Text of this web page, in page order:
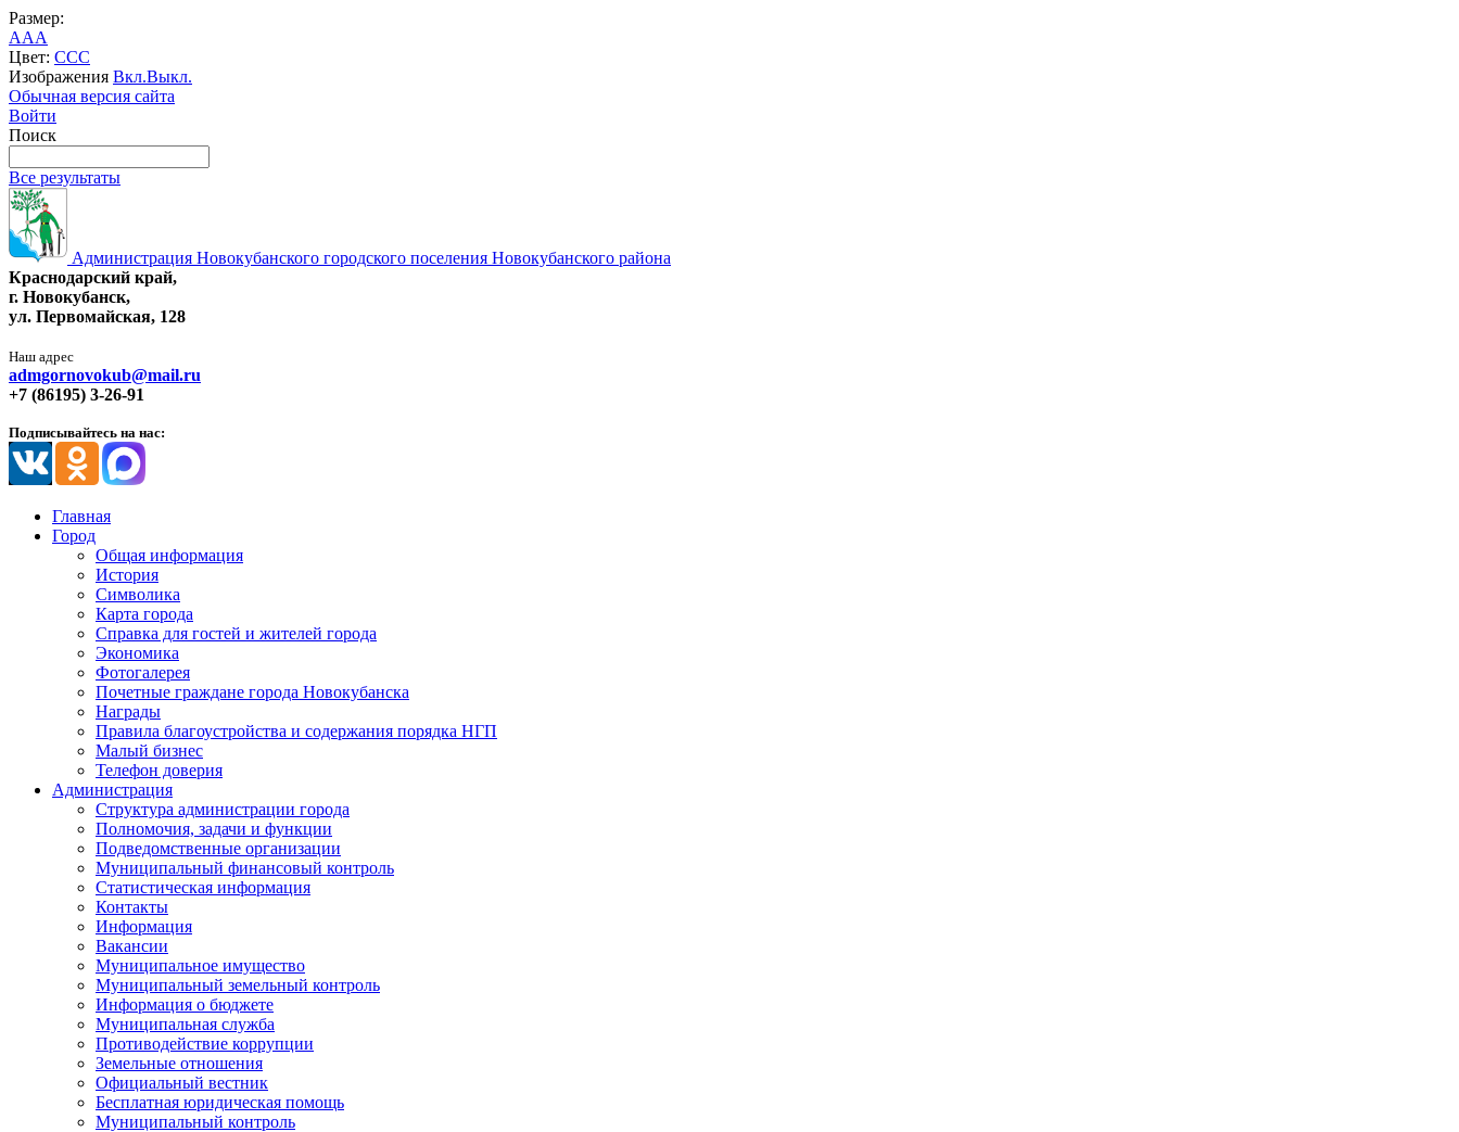
Размер:
AAA
Цвет: CCC
Изображения Вкл.Выкл.
Обычная версия сайта
Войти
Поиск
Все результаты
Администрация Новокубанского городского поселения Новокубанского района
Краснодарский край,
г. Новокубанск,
ул. Первомайская, 128
Наш адрес
admgornovokub@mail.ru
+7 (86195) 3-26-91
Подписывайтесь на нас:
Главная
Город
Общая информация
История
Символика
Карта города
Справка для гостей и жителей города
Экономика
Фотогалерея
Почетные граждане города Новокубанска
Награды
Правила благоустройства и содержания порядка НГП
Малый бизнес
Телефон доверия
Администрация
Структура администрации города
Полномочия, задачи и функции
Подведомственные организации
Муниципальный финансовый контроль
Статистическая информация
Контакты
Информация
Вакансии
Муниципальное имущество
Муниципальный земельный контроль
Информация о бюджете
Муниципальная служба
Противодействие коррупции
Земельные отношения
Официальный вестник
Бесплатная юридическая помощь
Муниципальный контроль